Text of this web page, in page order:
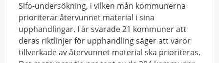
Sifo-undersökning, i vilken mån kommunerna
prioriterar återvunnet material i sina
upphandlingar. I år svarade 21 kommuner att
deras riktlinjer för upphandling säger att varor
tillverkade av återvunnet material ska prioriteras.